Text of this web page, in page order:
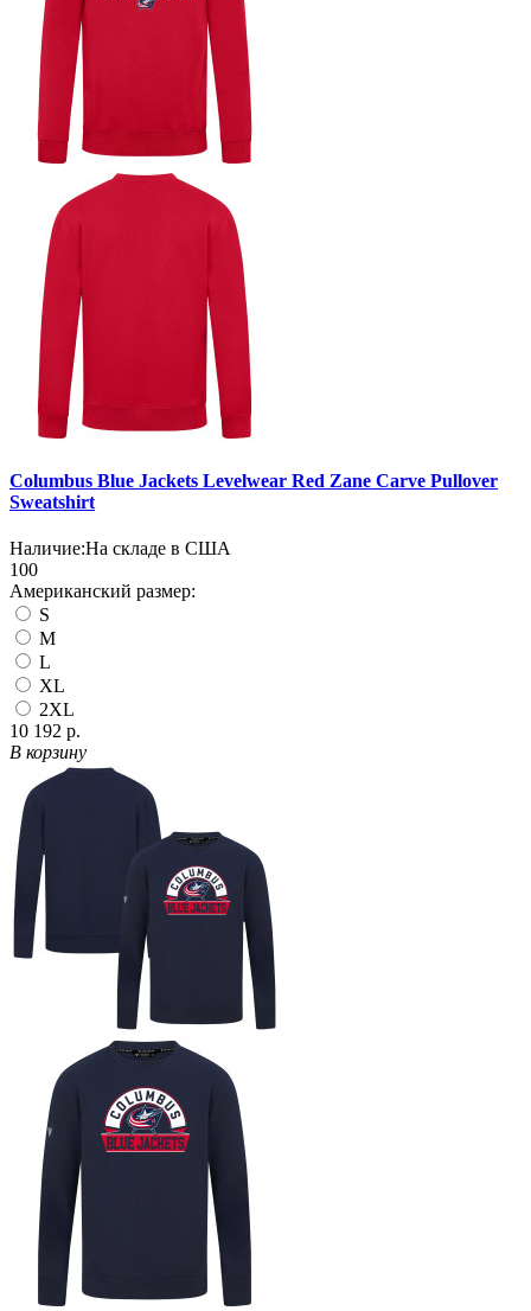
Columbus Blue Jackets Levelwear Red Zane Carve Pullover
Sweatshirt
Наличие:На складе в США
100
Американский размер:
S
M
L
XL
2XL
10 192 р.
В корзину